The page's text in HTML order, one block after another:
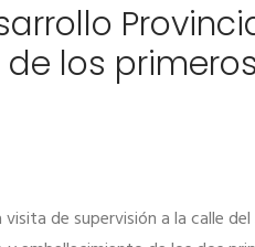
los
de supervisión a la calle